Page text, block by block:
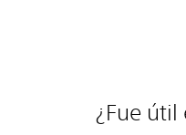
¿Fue útil